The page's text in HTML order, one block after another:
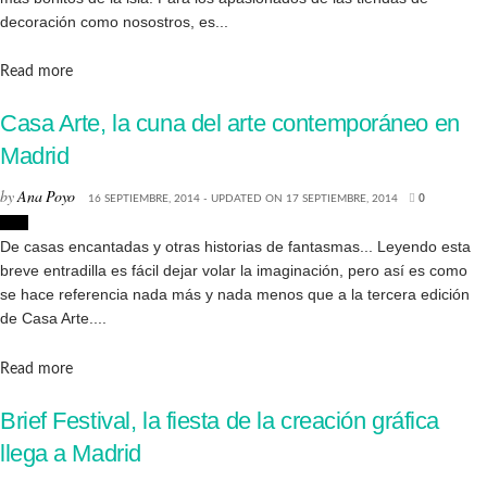
decoración como nosostros, es...
Read moreDetails
Casa Arte, la cuna del arte contemporáneo en
Madrid
byAna Poyo 16 SEPTIEMBRE, 2014 - UPDATED ON 17 SEPTIEMBRE, 2014 0
De casas encantadas y otras historias de fantasmas... Leyendo esta
breve entradilla es fácil dejar volar la imaginación, pero así es como
se hace referencia nada más y nada menos que a la tercera edición
de Casa Arte....
Read moreDetails
Brief Festival, la fiesta de la creación gráfica
llega a Madrid